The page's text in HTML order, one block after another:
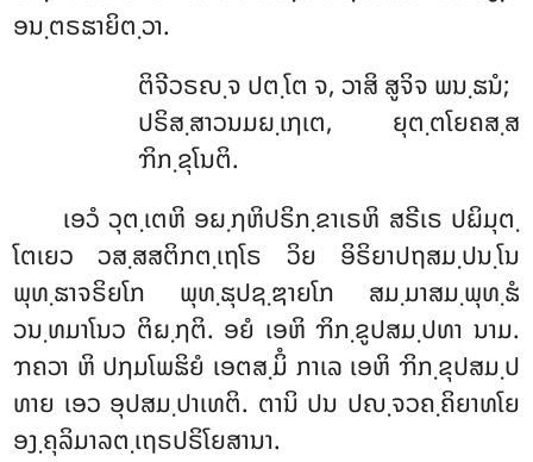
ອນ຺ຕຣຘາຍິຕ຺ວາ.
ຕິຈີວຣຎ຺ຈ ປຕ຺ໂຕ ຈ, ວາສິ ສູຈິຈ ພນ຺ຘນໍ;
ປຣິສ຺ສາວນມຏ຺ເຐເຕ, ຍຸຕ຺ຕໂຍຄສ຺ສ
ຠິກ຺ຂຸໂນຕິ.
ເອວໍ ວຸຕ຺ເຕຫິ ອຏ຺ຐຫິປຣິກ຺ຂາເຣຫິ ສຣີເຣ ປຏິມຸຕ຺
ໂຕເຍວ ວສ຺ສສຕິກຕ຺ເຖໂຣ ວິຍ ອິຣິຍາປຖສມ຺ປນ຺ໂນ
ພຸທ຺ຘາຈຣິຍໂກ ພຸທ຺ຘຸປຊ຺ຌາຍໂກ ສມ຺ມາສມ຺ພຸທ຺ຘໍ
ວນ຺ທມາໂນວ ຕິຏ຺ຐຕິ. ອຍໍ ເອຫິ ຠິກ຺ຂູປສມ຺ປທາ ນາມ.
ຠຄວາ ຫິ ປຐມໂພຘິຍໍ ເອຕສ຺ມິໍ ກາເລ ເອຫິ ຠິກ຺ຂຸປສມ຺ປ
ທາຍ ເອວ ອຸປສມ຺ປາເທຕິ. ຕານິ ປນ ປຎ຺ຈວຄ຺ຄິຍາທໂຍ
ອງ຺ຄຸລິມາລຕ຺ເຖຣປຣິໂຍສານາ.